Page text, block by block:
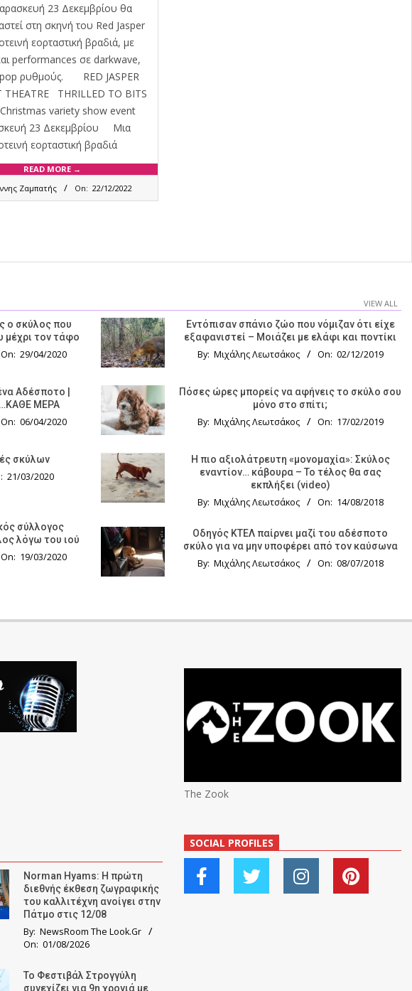
23 Δεκεμβρίου θα
στη σκηνή του Red Jasper
εορταστική βραδιά, με
performances σε darkwave,
ρυθμούς. RED JASPER
THEATRE THRILLED TO BITS
variety show event
23 Δεκεμβρίου Μια
εορταστική βραδιά
READ MORE →
Ζαμπατής On: 22/12/2022
VIEW ALL
ο σκύλος που
μέχρι τον τάφο
On: 29/04/2020
Αδέσποτο |
ΜΕΡΑ
On: 06/04/2020
σκύλων
21/03/2020
σύλλογος
λόγω του ιού
On: 19/03/2020
Εντόπισαν σπάνιο ζώο που νόμιζαν ότι είχε
εξαφανιστεί – Μοιάζει με ελάφι και ποντίκι
By: Μιχάλης Λεωτσάκος On: 02/12/2019
Πόσες ώρες μπορείς να αφήνεις το σκύλο σου
μόνο στο σπίτι;
By: Μιχάλης Λεωτσάκος On: 17/02/2019
Η πιο αξιολάτρευτη «μονομαχία»: Σκύλος
εναντίον… κάβουρα – Το τέλος θα σας
εκπλήξει (video)
By: Μιχάλης Λεωτσάκος On: 14/08/2018
Οδηγός KTΕΛ παίρνει μαζί του αδέσποτο
σκύλο για να μην υποφέρει από τον καύσωνα
By: Μιχάλης Λεωτσάκος On: 08/07/2018
Norman Hyams: Η πρώτη
διεθνής έκθεση ζωγραφικής
του καλλιτέχνη ανοίγει στην
Πάτμο στις 12/08
By: NewsRoom The Look.Gr
On: 01/08/2026
Το Φεστιβάλ Στρογγύλη
συνεχίζει για 9η χρονιά με
The Zook
SOCIAL PROFILES